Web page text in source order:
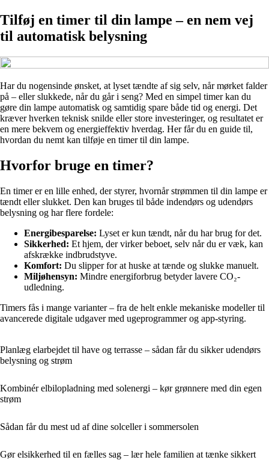
Tilføj en timer til din lampe – en nem vej
til automatisk belysning
Har du nogensinde ønsket, at lyset tændte af sig selv, når mørket falder
på – eller slukkede, når du går i seng? Med en simpel timer kan du
gøre din lampe automatisk og samtidig spare både tid og energi. Det
kræver hverken teknisk snilde eller store investeringer, og resultatet er
en mere bekvem og energieffektiv hverdag. Her får du en guide til,
hvordan du nemt kan tilføje en timer til din lampe.
Hvorfor bruge en timer?
En timer er en lille enhed, der styrer, hvornår strømmen til din lampe er
tændt eller slukket. Den kan bruges til både indendørs og udendørs
belysning og har flere fordele:
Energibesparelse: Lyset er kun tændt, når du har brug for det.
Sikkerhed: Et hjem, der virker beboet, selv når du er væk, kan
afskrække indbrudstyve.
Komfort: Du slipper for at huske at tænde og slukke manuelt.
Miljøhensyn: Mindre energiforbrug betyder lavere CO₂-
udledning.
Timers fås i mange varianter – fra de helt enkle mekaniske modeller til
avancerede digitale udgaver med ugeprogrammer og app-styring.
Planlæg elarbejdet til have og terrasse – sådan får du sikker udendørs
belysning og strøm
Kombinér elbilopladning med solenergi – kør grønnere med din egen
strøm
Sådan får du mest ud af dine solceller i sommersolen
Gør elsikkerhed til en fælles sag – lær hele familien at tænke sikkert